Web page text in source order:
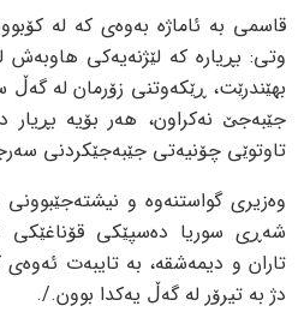
قاسمی بە ئاماژە بەوەی کە لە
وتی: بڕیارە کە لێژنەیەکی هاوبەش
بهێندرێت، ڕێکەوتنی زۆرمان لە
جێبەجێ نەکراون، هەر بۆیە بڕیار
تاوتوێی چۆنیەتی جێبەجێکردنی
وەزیری گواستنەوە و
شەڕی سوریا دەسپێکی قۆناغێکی
تاران و دیمەشقە، بە تایبەت
دژ بە تیرۆر لە گەڵ یەکدا بوون./.